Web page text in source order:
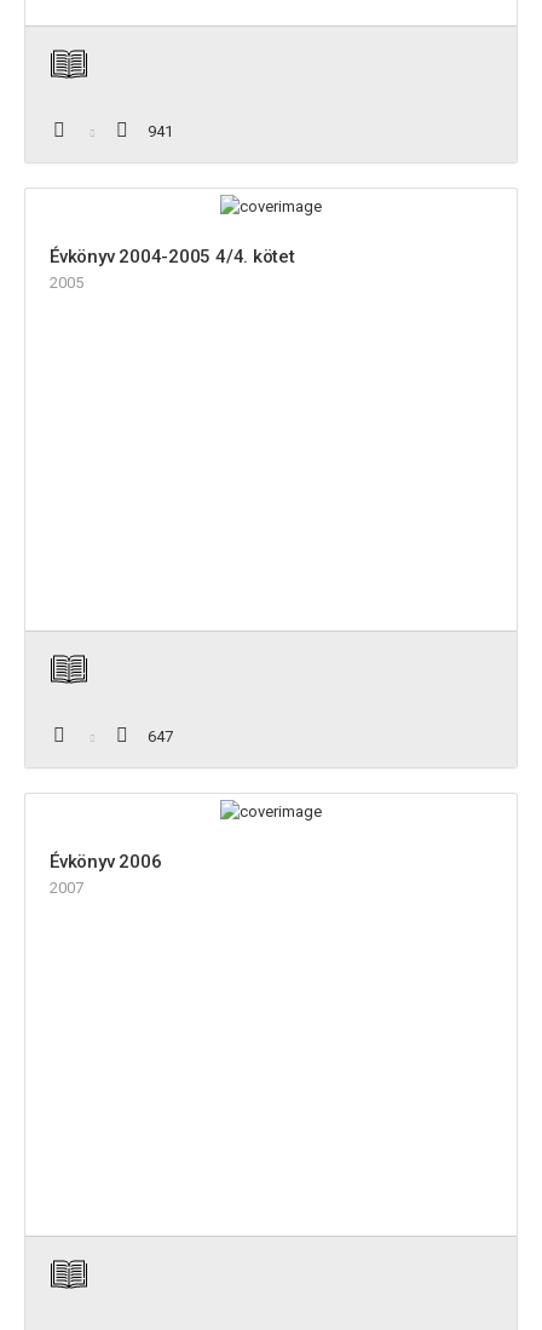
941
Évkönyv 2004-2005 4/4. kötet
2005
647
Évkönyv 2006
2007